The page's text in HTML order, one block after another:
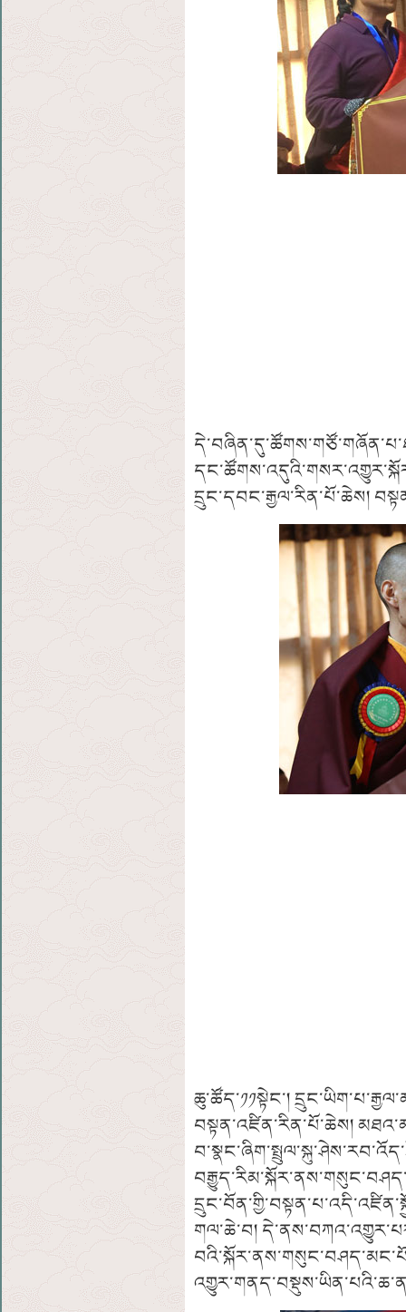
དྲུང་དབང་རྒྱལ་རིན་པོ་ཆེས།
ཆུ་ཚོད་༡༡སྟེང་།
བསྟན་འཛིན་རིན་པོ་ཆེས།
གལ་ཆེ་བ།